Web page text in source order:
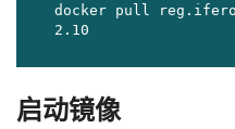
docker pull
2.10
启动镜像